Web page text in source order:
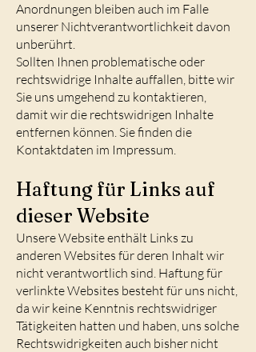
Anordnungen bleiben auch im Falle
unserer Nichtverantwortlichkeit davon
unberührt.
Sollten Ihnen problematische oder
rechtswidrige Inhalte auffallen, bitte wir
Sie uns umgehend zu kontaktieren,
damit wir die rechtswidrigen Inhalte
entfernen können. Sie finden die
Kontaktdaten im Impressum.
Haftung für Links auf
dieser Website
Unsere Website enthält Links zu
anderen Websites für deren Inhalt wir
nicht verantwortlich sind. Haftung für
verlinkte Websites besteht für uns nicht,
da wir keine Kenntnis rechtswidriger
Tätigkeiten hatten und haben, uns solche
Rechtswidrigkeiten auch bisher nicht